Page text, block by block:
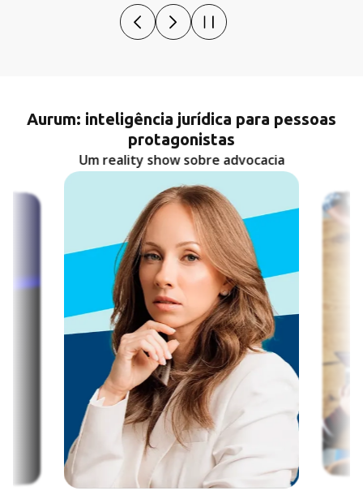
Aurum: inteligência jurídica para pessoas
protagonistas
Um reality show sobre advocacia